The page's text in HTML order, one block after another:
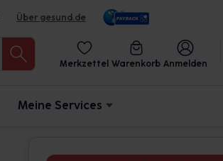
Über gesund.de
Merkzettel Warenkorb Anmelden
Meine Services